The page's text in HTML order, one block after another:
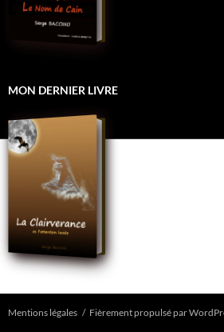
MON DERNIER LIVRE
Mentions légales Fièrement propulsé par